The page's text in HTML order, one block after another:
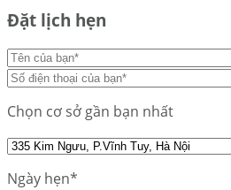
Đặt lịch hẹn
Chọn cơ sở gần bạn nhất
Ngày hẹn*